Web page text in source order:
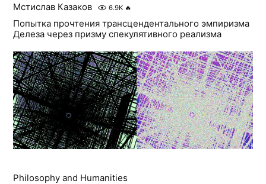
Мстислав Казаков 6.9K 🔥
Попытка прочтения трансцендентального эмпиризма
Делеза через призму спекулятивного реализма
Philosophy and Humanities